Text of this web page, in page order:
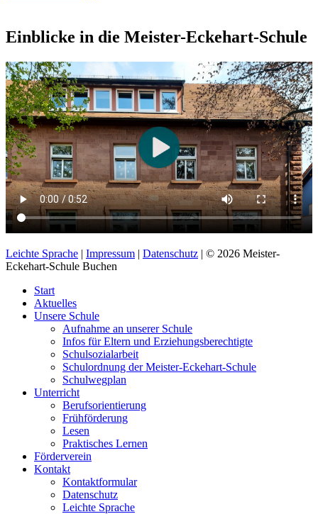
Einblicke in die Meister-Eckehart-Schule
Leichte Sprache | Impressum | Datenschutz | © 2026 Meister-
Eckehart-Schule Buchen
Start
Aktuelles
Unsere Schule
Aufnahme an unserer Schule
Infos für Eltern und Erziehungsberechtigte
Schulsozialarbeit
Schulordnung der Meister-Eckehart-Schule
Schulwegplan
Unterricht
Berufsorientierung
Frühförderung
Lesen
Praktisches Lernen
Förderverein
Kontakt
Kontaktformular
Datenschutz
Leichte Sprache